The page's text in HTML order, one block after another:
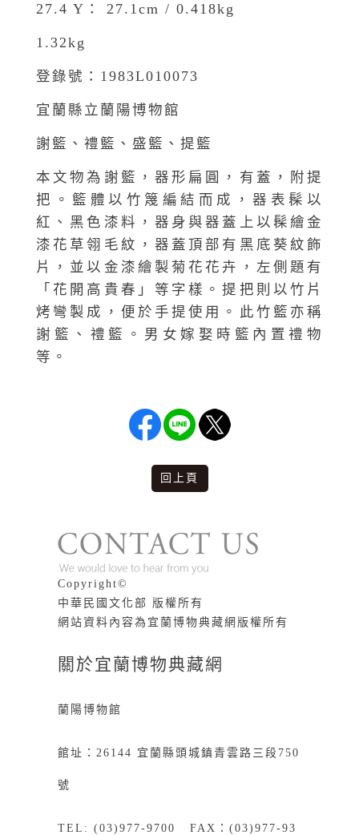
27.4 Y： 27.1cm / 0.418kg
1.32kg
登錄號：1983L010073
宜蘭縣立蘭陽博物館
謝籃、禮籃、盛籃、提籃
本文物為謝籃，器形扁圓，有蓋，附提
把。籃體以竹篾編結而成，器表髹以
紅、黑色漆料，器身與器蓋上以髹繪金
漆花草翎毛紋，器蓋頂部有黑底葵紋飾
片，並以金漆繪製菊花花卉，左側題有
「花開高貴春」等字樣。提把則以竹片
烤彎製成，便於手提使用。此竹籃亦稱
謝籃、禮籃。男女嫁娶時籃內置禮物
等。
回上頁
版權說明
Copyright©
中華民國文化部 版權所有
網站資料內容為宜蘭博物典藏網版權所有
關於宜蘭博物典藏網
蘭陽博物館
館址：26144 宜蘭縣頭城鎮青雲路三段750
號
TEL: (03)977-9700 FAX：(03)977-93